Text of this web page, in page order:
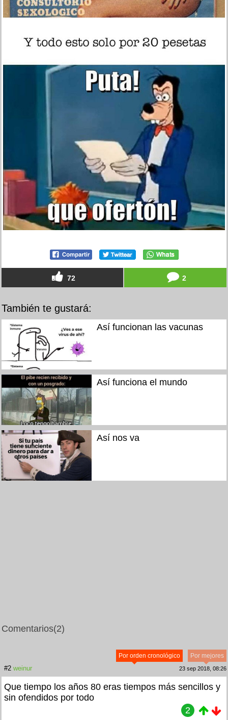
72 2
También te gustará:
Así funcionan las vacunas
Así funciona el mundo
Así nos va
Comentarios(2)
Por mejores
Por orden cronológico
#2 weinur 23 sep 2018, 08:26
Que tiempo los años 80 eras tiempos más sencillos y
sin ofendidos por todo
2